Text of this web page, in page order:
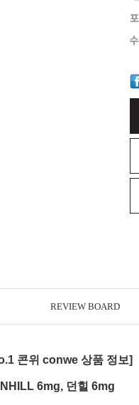
REVIEW BOARD
콘위 conwe 상품 정보]
6mg, 던힐 6mg